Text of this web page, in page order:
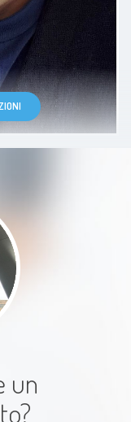
super
in modo
qualsiasi
un